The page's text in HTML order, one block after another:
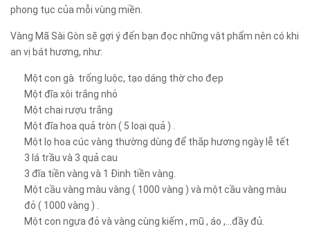
phong tục của mỗi vùng miền.
Vàng Mã Sài Gòn sẽ gợi ý đến bạn đọc những vật phẩm nên có khi
an vị bát hương, như:
Một con gà trống luộc, tạo dáng thờ cho đẹp
Một đĩa xôi trắng nhỏ
Một chai rượu trắng
Một đĩa hoa quả tròn ( 5 loại quả ) .
Một lọ hoa cúc vàng thường dùng để thắp hương ngày lễ tết
3 lá trầu và 3 quả cau
3 đĩa tiền vàng và 1 Đinh tiền vàng.
Một cầu vàng màu vàng ( 1000 vàng ) và một cầu vàng màu
đỏ ( 1000 vàng ) .
Một con ngựa đỏ và vàng cùng kiếm , mũ , áo ,…đầy đủ.